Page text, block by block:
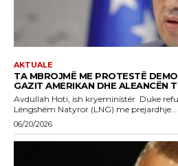
AKTUALE
TA MBROJMË ME PROTESTË
GAZIT AMERIKAN DHE ALEANCËN
Avdullah Hoti, ish kryeministër Duke refuzuar projektin e Gazit të
Lëngshëm Natyror (LNG) me prejardhje...
06/20/2026